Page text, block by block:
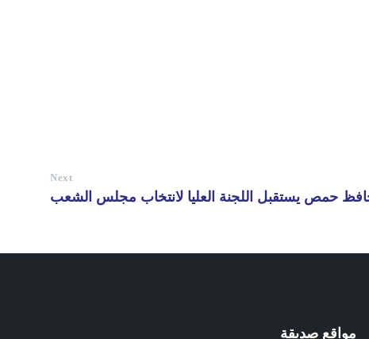
Next
حمص يستقبل اللجنة العليا لانتخاب مجلس الشعب
مواقع صديقة